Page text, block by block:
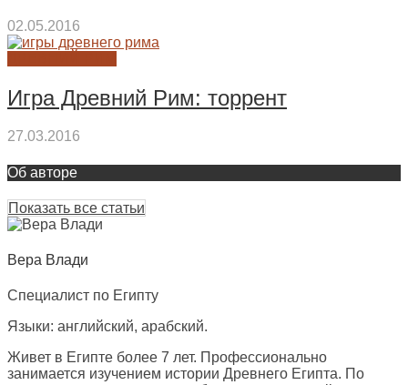
02.05.2016
Игра Древний Рим: торрент
27.03.2016
Об авторе
Показать все статьи
Вера Влади
Специалист по Египту
Языки: английский, арабский.
Живет в Египте более 7 лет. Профессионально
занимается изучением истории Древнего Египта. По